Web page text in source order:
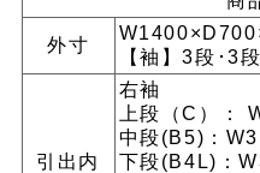
外寸
【袖】3段･3段
引出内
右袖
上段（C）：
中段(B5)：
下段(B4L)：